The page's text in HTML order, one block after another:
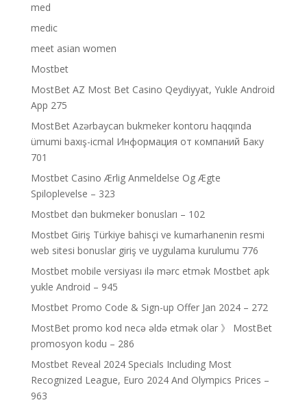
med
medic
meet asian women
Mostbet
MostBet AZ Most Bet Casino Qeydiyyat, Yukle Android
App 275
MostBet Azərbaycan bukmeker kontoru haqqında
ümumi baxış-icmal Информация от компаний Баку
701
Mostbet Casino Ærlig Anmeldelse Og Ægte
Spiloplevelse – 323
Mostbet dən bukmeker bonusları – 102
Mostbet Giriş Türkiye bahisçi ve kumarhanenin resmi
web sitesi bonuslar giriş ve uygulama kurulumu 776
Mostbet mobile versiyası ilə mərc etmək Mostbet apk
yukle Android – 945
Mostbet Promo Code & Sign-up Offer Jan 2024 – 272
MostBet promo kod necə əldə etmək olar 》 MostBet
promosyon kodu – 286
Mostbet Reveal 2024 Specials Including Most
Recognized League, Euro 2024 And Olympics Prices –
963